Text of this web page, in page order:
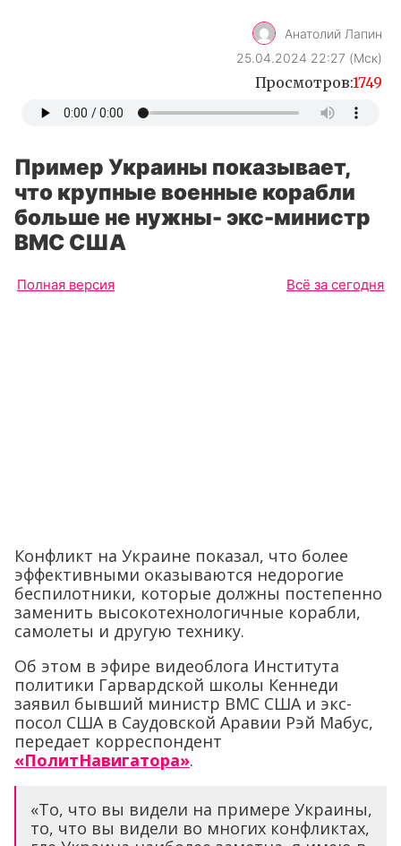
Анатолий Лапин
25.04.2024 22:27 (Мск)
Просмотров:1749
Пример Украины показывает,
что крупные военные корабли
больше не нужны- экс-министр
ВМС США
Полная версия Всё за сегодня
Конфликт на Украине показал, что более
эффективными оказываются недорогие
беспилотники, которые должны постепенно
заменить высокотехнологичные корабли,
самолеты и другую технику.
Об этом в эфире видеоблога Института
политики Гарвардской школы Кеннеди
заявил бывший министр ВМС США и экс-
посол США в Саудовской Аравии Рэй Мабус,
передает корреспондент
«ПолитНавигатора».
«То, что вы видели на примере Украины,
то, что вы видели во многих конфликтах,